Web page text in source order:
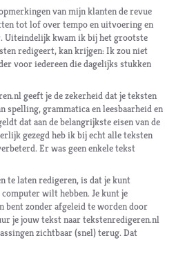
van mijn klanten de revue
tot lof over tempo en uitvoering en
Uiteindelijk kwam ik bij het grootste
redigeert, kan krijgen: Ik zou niet
voor iedereen die dagelijks stukken
geeft je de zekerheid dat je teksten
spelling, grammatica en leesbaarheid en
dat aan de belangrijkste eisen van de
gezegd heb ik bij echt alle teksten
Er was geen enkele tekst
te laten redigeren, is dat je kunt
wilt hebben. Je kunt je
bent zonder afgeleid te worden door
je jouw tekst naar tekstenredigeren.nl
zichtbaar (snel) terug. Dat